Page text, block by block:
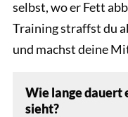
selbst, wo er Fett
Training straffst du
und machst deine
Wie lange dauert
sieht?